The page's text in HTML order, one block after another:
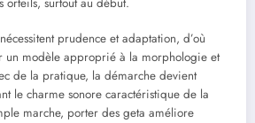
prudence et adaptation, d’où
un modèle approprié à la morphologie et
de la pratique, la démarche devient
le charme sonore caractéristique de la
marche, porter des geta améliore